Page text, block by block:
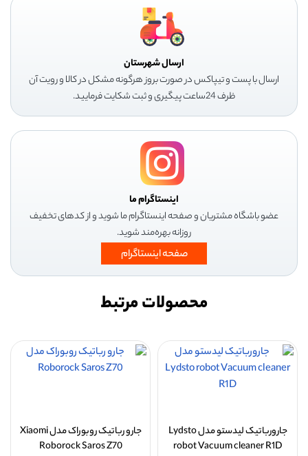
ارسال شهرستان
ارسال با پست و تیپاکس در صورت بروز هرگونه مشکل در کالا و رویت آن
ظرف 24ساعت پیگیری و ثبت شکایت فرمایید.
اینستاگرام ما
عضو باشگاه مشتریان و صفحه اینستاگرام ما شوید و از کدهای تخفیف
روزانه بهره‌مند شوید.
صفحه اینستاگرام
محصولات مرتبط
جارورباتیک لیدستو مدل Lydsto
robot Vacuum cleaner R1D
جارو رباتیک روبوراک مدل Xiaomi
Roborock Saros Z70